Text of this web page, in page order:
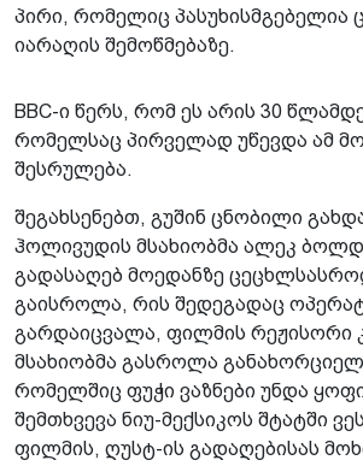
პირი, რომელიც
იარაღის შემოწმებაზე.
BBC-ი წერს, რომ ეს არის 30
რომელსაც პირველად უწევდა ამ
შესრულება.
შეგახსენებთ, გუშინ ცნობილი
ჰოლივუდის მსახიობმა ალეკ
გადასაღებ მოედანზე
გაისროლა, რის შედეგადაც
გარდაიცვალა, ფილმის რეჟისორი
მსახიობმა გასროლა
რომელშიც ფუჭი ვაზნები უნდა
შემთხვევა ნიუ-მექსიკოს შტატში
ფილმის, ღუსტ-ის გადაღებისას